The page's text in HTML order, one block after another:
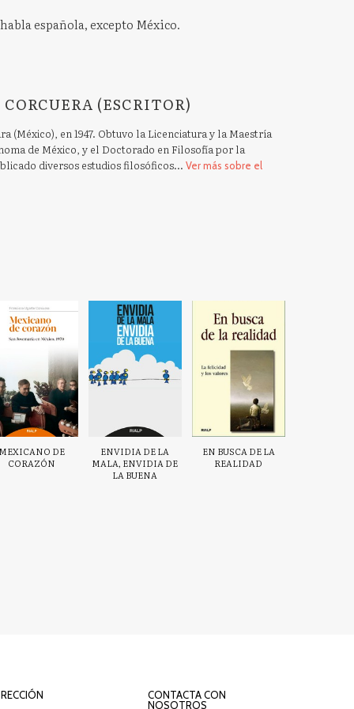
española, excepto México.
(ESCRITOR)
(México), en 1947. Obtuvo la Licenciatura y la Maestría
de México, y el Doctorado en Filosofía por la
diversos estudios filosóficos... Ver más sobre el
DE
CORAZÓN
ENVIDIA DE LA
MALA, ENVIDIA DE
LA BUENA
EN BUSCA DE LA
REALIDAD
CONTACTA CON
NOSOTROS